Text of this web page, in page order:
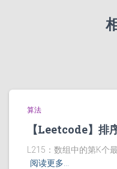
算法
【Leetcode】排
L215：数组中的第K个
阅读更多…